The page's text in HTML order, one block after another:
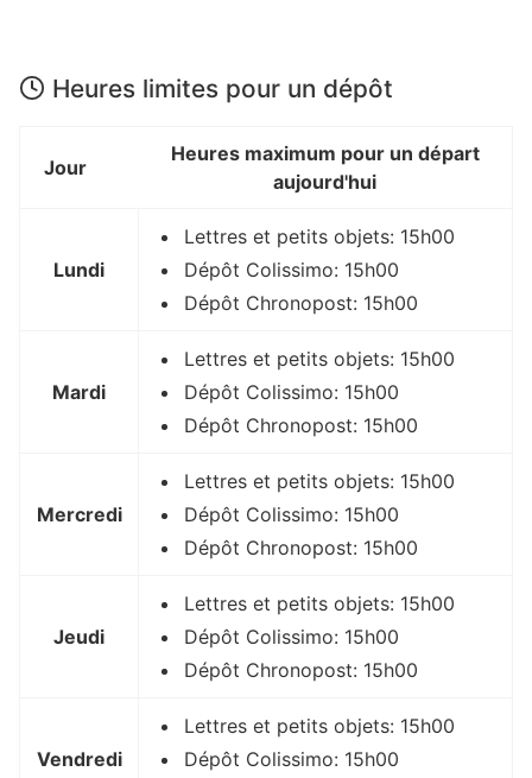
Heures limites pour un dépôt
Jour
Heures maximum pour un départ
aujourd'hui
Lundi
Lettres et petits objets: 15h00
Dépôt Colissimo: 15h00
Dépôt Chronopost: 15h00
Mardi
Lettres et petits objets: 15h00
Dépôt Colissimo: 15h00
Dépôt Chronopost: 15h00
Mercredi
Lettres et petits objets: 15h00
Dépôt Colissimo: 15h00
Dépôt Chronopost: 15h00
Jeudi
Lettres et petits objets: 15h00
Dépôt Colissimo: 15h00
Dépôt Chronopost: 15h00
Vendredi
Lettres et petits objets: 15h00
Dépôt Colissimo: 15h00